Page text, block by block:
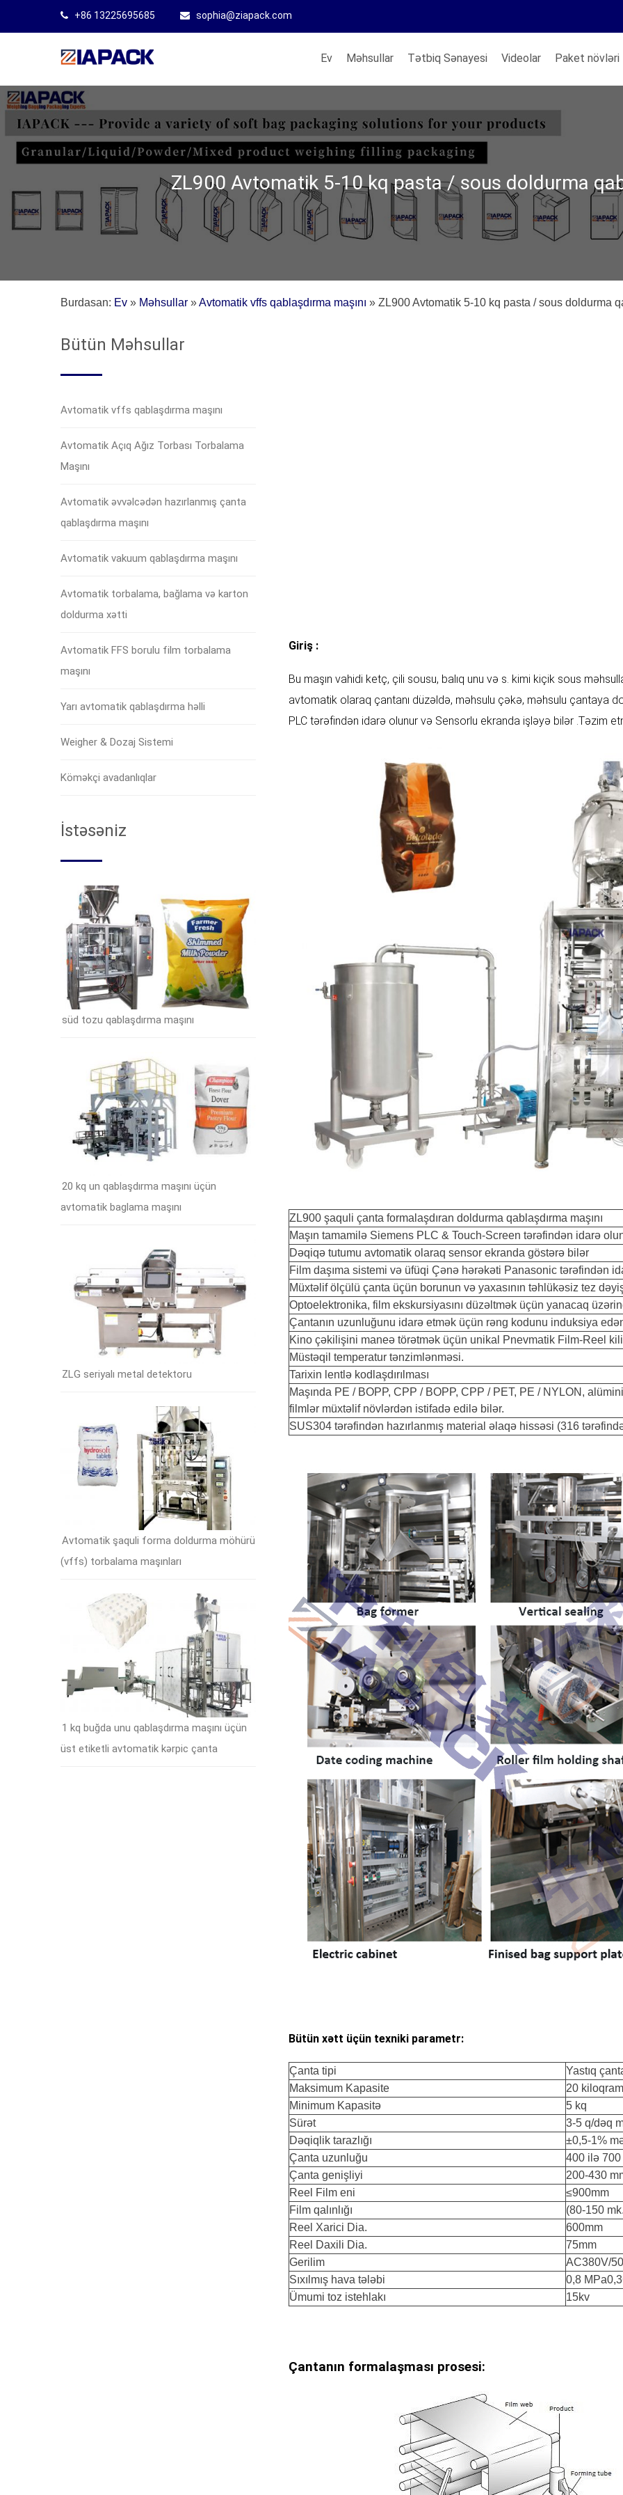
+86 13225695685 sophia@ziapack.com
Ev Məhsullar Tətbiq Sənayesi Videolar Paket növləri
ZL900 Avtomatik 5-10 kq pasta / sous doldurma
Burdasan: Ev » Məhsullar »Avtomatik vffs qablaşdırma maşını » ZL900 Avtomatik 5-10 kq pasta / sous doldurma
Bütün Məhsullar
Avtomatik vffs qablaşdırma maşını
Avtomatik Açıq Ağız Torbası Torbalama
Maşını
Avtomatik əvvəlcədən hazırlanmış çanta
qablaşdırma maşını
Avtomatik vakuum qablaşdırma maşını
Avtomatik torbalama, bağlama və karton
doldurma xətti
Avtomatik FFS borulu film torbalama
maşını
Yarı avtomatik qablaşdırma həlli
Weigher & Dozaj Sistemi
Köməkçi avadanlıqlar
İstəsəniz
süd tozu qablaşdırma maşını
20 kq un qablaşdırma maşını üçün
avtomatik baglama maşını
ZLG seriyalı metal detektoru
Avtomatik şaquli forma doldurma möhürü
(vffs) torbalama maşınları
1 kq buğda unu qablaşdırma maşını üçün
üst etiketli avtomatik kərpic çanta
Giriş :
Bu maşın vahidi ketç, çili sousu, balıq unu və s. kimi kiçik sous
avtomatik olaraq çantanı düzəldə, məhsulu çəkə, məhsulu çantaya
PLC tərəfindən idarə olunur və Sensorlu ekranda işləyə bilər .Təzim
ZL900 şaquli çanta formalaşdıran doldurma qablaşdırma maşını
Maşın tamamilə Siemens PLC & Touch-Screen tərəfindən idarə
Dəqiqə tutumu avtomatik olaraq sensor ekranda göstərə bilər
Film daşıma sistemi və üfüqi Çənə hərəkəti Panasonic tərəfindən
Müxtəlif ölçülü çanta üçün borunun və yaxasının təhlükəsiz tez
Optoelektronika, film ekskursiyasını düzəltmək üçün yanacaq
Çantanın uzunluğunu idarə etmək üçün rəng kodunu induksiya
Kino çəkilişini maneə törətmək üçün unikal Pnevmatik Film-Reel
Müstəqil temperatur tənzimlənməsi.
Tarixin lentlə kodlaşdırılması
Maşında PE / BOPP, CPP / BOPP, CPP / PET, PE / NYLON,
filmlər müxtəlif növlərdən istifadə edilə bilər.
SUS304 tərəfindən hazırlanmış material əlaqə hissəsi (316
Bütün xətt üçün texniki parametr:
Çanta tipi
Yastıq
Maksimum Kapasite
20
Minimum Kapasitə
5 kq
Sürət
3-5 q/dəq
Dəqiqlik tarazlığı
±0,5-1%
Çanta uzunluğu
400 ilə 700
Çanta genişliyi
200-430
Reel Film eni
≤900mm
Film qalınlığı
(80-150
Reel Xarici Dia.
600mm
Reel Daxili Dia.
75mm
Gerilim
AC380V/
Sıxılmış hava tələbi
0,8
Ümumi toz istehlakı
15kv
Çantanın formalaşması prosesi: